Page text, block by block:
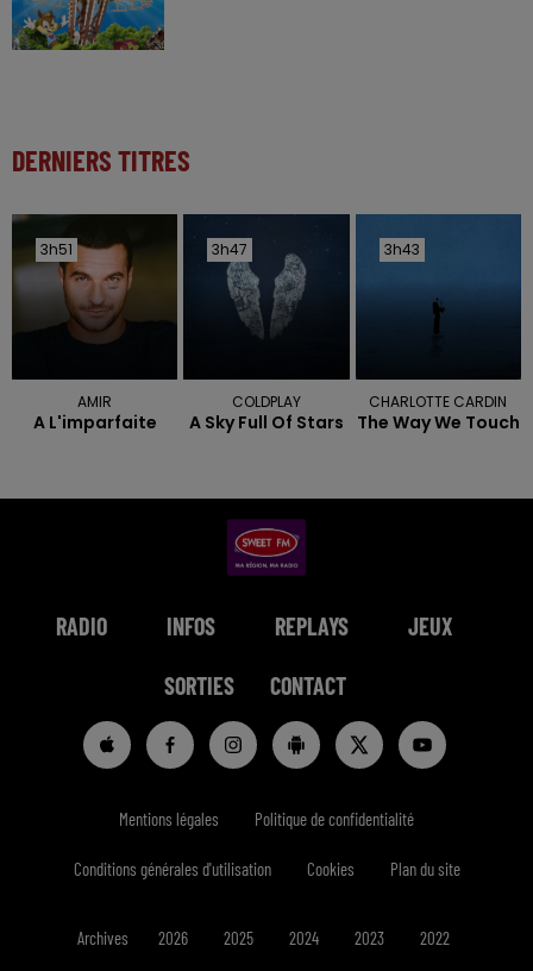
DERNIERS TITRES
3h51
3h51
AMIR
A L'imparfaite
3h47
3h47
COLDPLAY
A Sky Full Of Stars
3h43
3h43
CHARLOTTE CARDIN
The Way We Touch
RADIO INFOS REPLAYS JEUX
SORTIES CONTACT
Mentions légales Politique de confidentialité
Conditions générales d'utilisation Cookies Plan du site
Archives 2026 2025 2024 2023 2022